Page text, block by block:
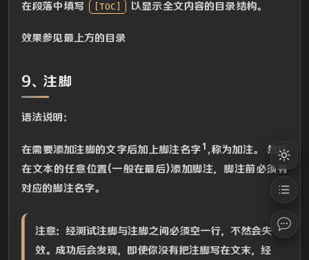
在段落中填写 [TOC] 以显示全文内容的目录结构。
效果参见最上方的目录
9、注脚
语法说明：
在需要添加注脚的文字后加上脚注名字1 ,称为加注。 然后
在文本的任意位置(一般在最后)添加脚注，脚注前必须有
对应的脚注名字。
注意：经测试注脚与注脚之间必须空一行，不然会失
效。成功后会发现，即使你没有把注脚写在文末，经